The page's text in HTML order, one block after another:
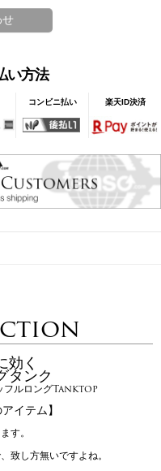
い方法
コンビニ払い 楽天ID決済
効く
タンク
ルロングTanktop
イテム】
す。
致し方無いですよね。